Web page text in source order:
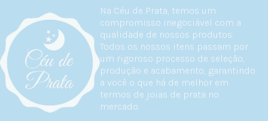
Na Céu de Prata, temos um
compromisso inegociável com a
qualidade de nossos produtos.
Todos os nossos itens passam por
um rigoroso processo de seleção,
produção e acabamento, garantindo
a você o que há de melhor em
termos de joias de prata no
mercado.